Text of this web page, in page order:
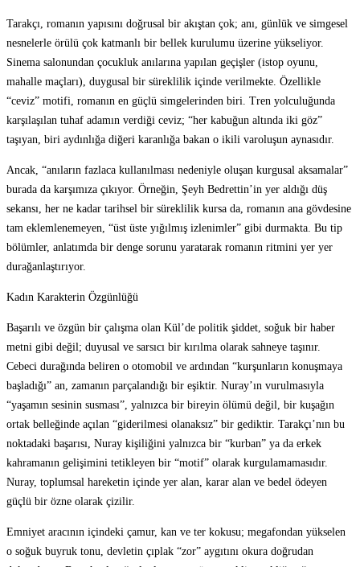
Tarakçı, romanın yapısını doğrusal bir akıştan çok; anı, günlük ve simgesel
nesnelerle örülü çok katmanlı bir bellek kurulumu üzerine yükseliyor.
Sinema salonundan çocukluk anılarına yapılan geçişler (istop oyunu,
mahalle maçları), duygusal bir süreklilik içinde verilmekte. Özellikle
“ceviz” motifi, romanın en güçlü simgelerinden biri. Tren yolculuğunda
karşılaşılan tuhaf adamın verdiği ceviz; “her kabuğun altında iki göz”
taşıyan, biri aydınlığa diğeri karanlığa bakan o ikili varoluşun aynasıdır.
Ancak, “anıların fazlaca kullanılması nedeniyle oluşan kurgusal aksamalar”
burada da karşımıza çıkıyor. Örneğin, Şeyh Bedrettin’in yer aldığı düş
sekansı, her ne kadar tarihsel bir süreklilik kursa da, romanın ana gövdesine
tam eklemlenemeyen, “üst üste yığılmış izlenimler” gibi durmakta. Bu tip
bölümler, anlatımda bir denge sorunu yaratarak romanın ritmini yer yer
durağanlaştırıyor.
Kadın Karakterin Özgünlüğü
Başarılı ve özgün bir çalışma olan Kül’de politik şiddet, soğuk bir haber
metni gibi değil; duyusal ve sarsıcı bir kırılma olarak sahneye taşınır.
Cebeci durağında beliren o otomobil ve ardından “kurşunların konuşmaya
başladığı” an, zamanın parçalandığı bir eşiktir. Nuray’ın vurulmasıyla
“yaşamın sesinin susması”, yalnızca bir bireyin ölümü değil, bir kuşağın
ortak belleğinde açılan “giderilmesi olanaksız” bir gediktir. Tarakçı’nın bu
noktadaki başarısı, Nuray kişiliğini yalnızca bir “kurban” ya da erkek
kahramanın gelişimini tetikleyen bir “motif” olarak kurgulamamasıdır.
Nuray, toplumsal hareketin içinde yer alan, karar alan ve bedel ödeyen
güçlü bir özne olarak çizilir.
Emniyet aracının içindeki çamur, kan ve ter kokusu; megafondan yükselen
o soğuk buyruk tonu, devletin çıplak “zor” aygıtını okura doğrudan